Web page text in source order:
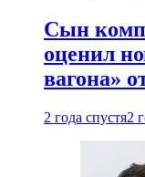
Сын
оценил
вагона»
2 года спустя2